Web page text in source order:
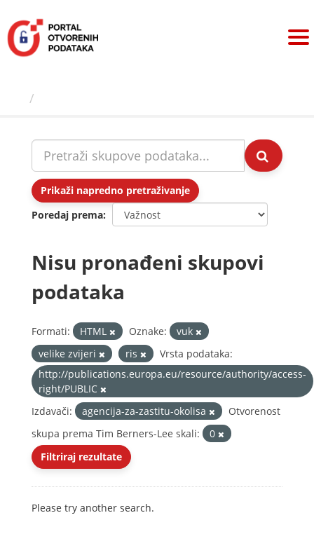
sadržaj
Prikaži napredno pretraživanje
Poredaj prema
Nisu pronađeni skupovi
podataka
Formati: HTML Oznake:
vuk
velike zvijeri
ris
Vrsta podataka:
http://publications.europa.eu/resource/authority/access-
right/PUBLIC
Izdavači:
agencija-za-zastitu-okolisa
Otvorenost
skupa prema Tim Berners-Lee skali:
0
Filtriraj rezultate
Please try another search.